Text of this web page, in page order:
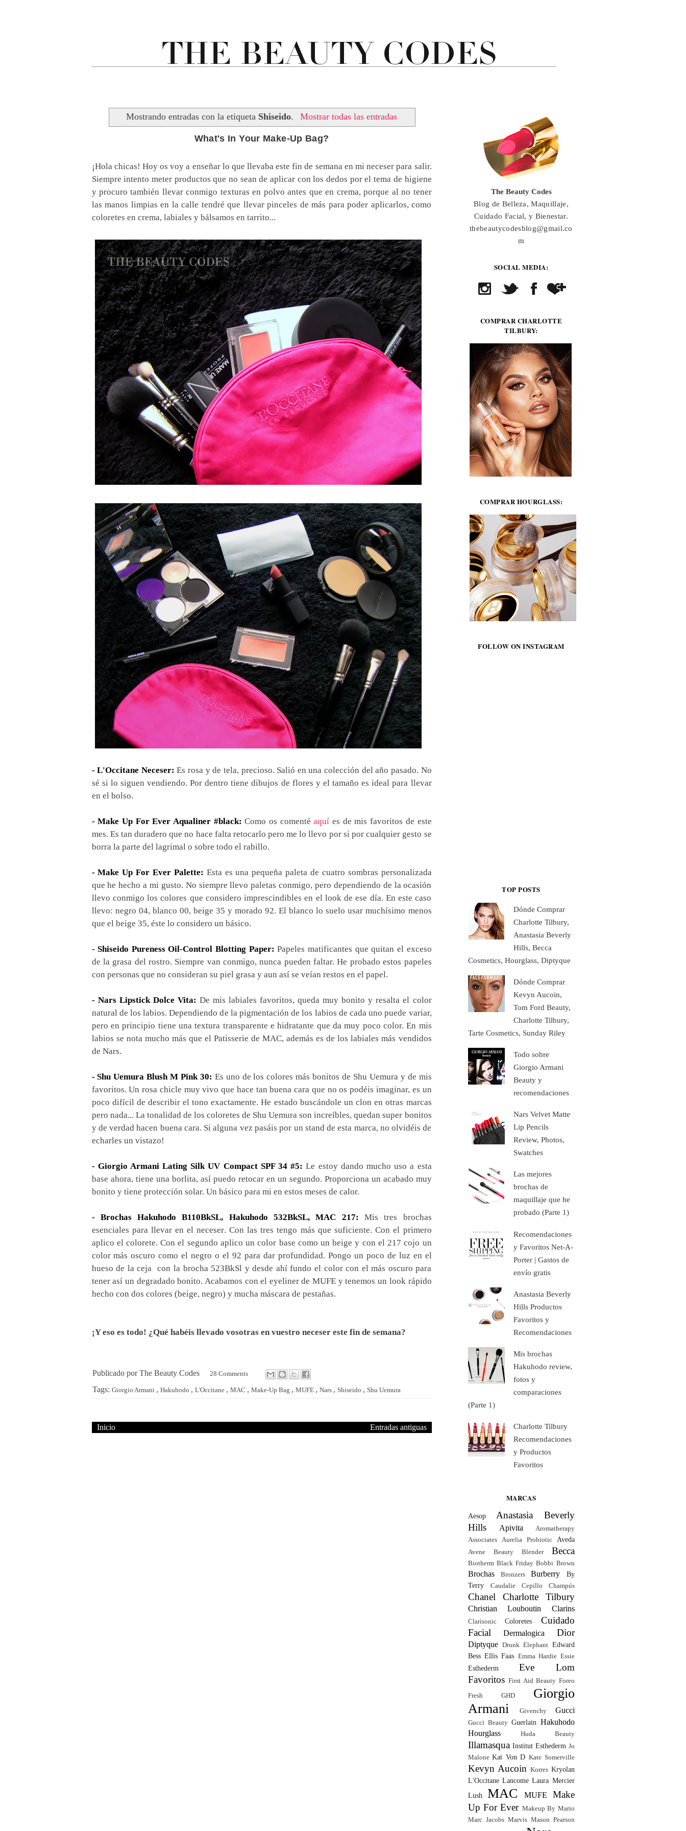
Mostrando entradas con la etiqueta Shiseido. Mostrar todas las entradas
What's In Your Make-Up Bag?
¡Hola chicas! Hoy os voy a enseñar lo que llevaba este fin de semana en mi neceser para salir.
Siempre intento meter productos que no sean de aplicar con los dedos por el tema de higiene
y procuro también llevar conmigo texturas en polvo antes que en crema, porque al no tener
las manos limpias en la calle tendré que llevar pinceles de más para poder aplicarlos, como
coloretes en crema, labiales y bálsamos en tarrito...
- L'Occitane Neceser: Es rosa y de tela, precioso. Salió en una colección del año pasado. No
sé si lo siguen vendiendo. Por dentro tiene dibujos de flores y el tamaño es ideal para llevar
en el bolso.
- Make Up For Ever Aqualiner #black: Como os comentéaquí es de mis favoritos de este
mes. Es tan duradero que no hace falta retocarlo pero me lo llevo por si por cualquier gesto se
borra la parte del lagrimal o sobre todo el rabillo.
- Make Up For Ever Palette: Esta es una pequeña paleta de cuatro sombras personalizada
que he hecho a mi gusto. No siempre llevo paletas conmigo, pero dependiendo de la ocasión
llevo conmigo los colores que considero imprescindibles en el look de ese día. En este caso
llevo: negro 04, blanco 00, beige 35 y morado 92. El blanco lo suelo usar muchísimo menos
que el beige 35, éste lo considero un básico.
- Shiseido Pureness Oil-Control Blotting Paper: Papeles matificantes que quitan el exceso
de la grasa del rostro. Siempre van conmigo, nunca pueden faltar. He probado estos papeles
con personas que no consideran su piel grasa y aun así se veían restos en el papel.
- Nars Lipstick Dolce Vita: De mis labiales favoritos, queda muy bonito y resalta el color
natural de los labios. Dependiendo de la pigmentación de los labios de cada uno puede variar,
pero en principio tiene una textura transparente e hidratante que da muy poco color. En mis
labios se nota mucho más que el Patisserie de MAC, además es de los labiales más vendidos
de Nars.
- Shu Uemura Blush M Pink 30: Es uno de los colores más bonitos de Shu Uemura y de mis
favoritos. Un rosa chicle muy vivo que hace tan buena cara que no os podéis imaginar, es un
poco difícil de describir el tono exactamente. He estado buscándole un clon en otras marcas
pero nada... La tonalidad de los coloretes de Shu Uemura son increíbles, quedan super bonitos
y de verdad hacen buena cara. Si alguna vez pasáis por un stand de esta marca, no olvidéis de
echarles un vistazo!
- Giorgio Armani Lating Silk UV Compact SPF 34 #5: Le estoy dando mucho uso a esta
base ahora, tiene una borlita, así puedo retocar en un segundo. Proporciona un acabado muy
bonito y tiene protección solar. Un básico para mi en estos meses de calor.
- Brochas Hakuhodo B110BkSL, Hakuhodo 532BkSL, MAC 217: Mis tres brochas
esenciales para llevar en el neceser. Con las tres tengo más que suficiente. Con el primero
aplico el colorete. Con el segundo aplico un color base como un beige y con el 217 cojo un
color más oscuro como el negro o el 92 para dar profundidad. Pongo un poco de luz en el
hueso de la ceja con la brocha 523BkSl y desde ahí fundo el color con el más oscuro para
tener así un degradado bonito. Acabamos con el eyeliner de MUFE y tenemos un look rápido
hecho con dos colores (beige, negro) y mucha máscara de pestañas.
¡Y eso es todo! ¿Qué habéis llevado vosotras en vuestro neceser este fin de semana?
Publicado porThe Beauty Codes 28 Comments
Tags: Giorgio Armani , Hakuhodo , L'Occitane , MAC , Make-Up Bag , MUFE , Nars , Shiseido , Shu Uemura
Entradas antiguas
Inicio
The Beauty Codes
Blog de Belleza, Maquillaje,
Cuidado Facial, y Bienestar.
thebeautycodesblog@gmail.co
m
SOCIAL MEDIA:
COMPRAR CHARLOTTE
TILBURY:
COMPRAR HOURGLASS:
FOLLOW ON INSTAGRAM
TOP POSTS
Dónde Comprar
Charlotte Tilbury,
Anastasia Beverly
Hills, Becca
Cosmetics, Hourglass, Diptyque
Dónde Comprar
Kevyn Aucoin,
Tom Ford Beauty,
Charlotte Tilbury,
Tarte Cosmetics, Sunday Riley
Todo sobre
Giorgio Armani
Beauty y
recomendaciones
Nars Velvet Matte
Lip Pencils
Review, Photos,
Swatches
Las mejores
brochas de
maquillaje que he
probado (Parte 1)
Recomendaciones
y Favoritos Net-A-
Porter | Gastos de
envío gratis
Anastasia Beverly
Hills Productos
Favoritos y
Recomendaciones
Mis brochas
Hakuhodo review,
fotos y
comparaciones
(Parte 1)
Charlotte Tilbury
Recomendaciones
y Productos
Favoritos
MARCAS
Aesop
Anastasia Beverly
Hills
Apivita
Aromatherapy
Associates
Aurelia Probiotic Aveda
Avene Beauty Blender Becca
Biotherm Black Friday Bobbi Brown
Brochas Bronzers Burberry
By
Terry
Caudalie Cepillo Champús
Chanel Charlotte Tilbury
Christian Louboutin Clarins
Clarisonic Coloretes
Cuidado
Facial
Dermalogica Dior
Diptyque Drunk Elephant Edward
Bess Ellis Faas Emma Hardie Essie
Esthederm
Eve Lom
Favoritos First Aid Beauty Foreo
Fresh GHD
Giorgio
Armani
Givenchy Gucci
Gucci Beauty Guerlain Hakuhodo
Hourglass
Huda Beauty
Illamasqua Institut Esthederm Jo
Malone Kat Von D Kate Somerville
Kevyn Aucoin Korres Kryolan
L'Occitane Lancome Laura Mercier
Lush
MAC MUFE
Make
Up For Ever Makeup By Mario
Marc Jacobs Marvis Mason Pearson